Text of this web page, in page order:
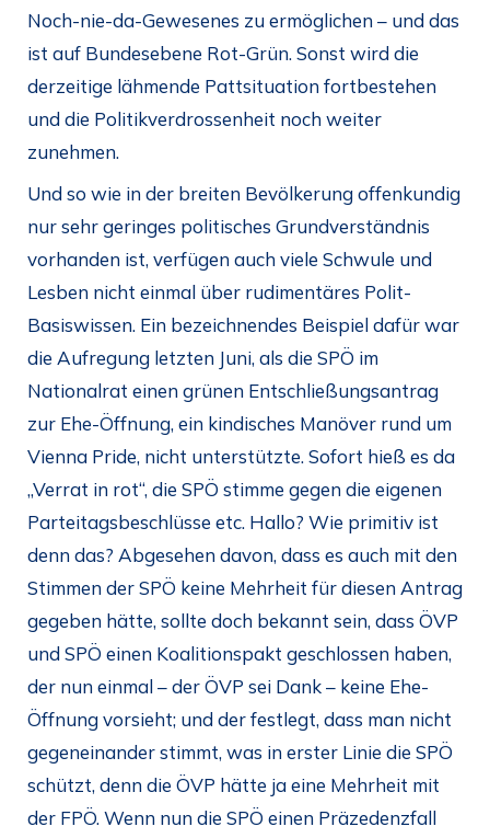
Noch-nie-da-Gewesenes zu ermöglichen – und das
ist auf Bundesebene Rot-Grün. Sonst wird die
derzeitige lähmende Pattsituation fortbestehen
und die Politikverdrossenheit noch weiter
zunehmen.
Und so wie in der breiten Bevölkerung offenkundig
nur sehr geringes politisches Grundverständnis
vorhanden ist, verfügen auch viele Schwule und
Lesben nicht einmal über rudimentäres Polit-
Basiswissen. Ein bezeichnendes Beispiel dafür war
die Aufregung letzten Juni, als die SPÖ im
Nationalrat einen grünen Entschließungsantrag
zur Ehe-Öffnung, ein kindisches Manöver rund um
Vienna Pride, nicht unterstützte. Sofort hieß es da
„Verrat in rot“, die SPÖ stimme gegen die eigenen
Parteitagsbeschlüsse etc. Hallo? Wie primitiv ist
denn das? Abgesehen davon, dass es auch mit den
Stimmen der SPÖ keine Mehrheit für diesen Antrag
gegeben hätte, sollte doch bekannt sein, dass ÖVP
und SPÖ einen Koalitionspakt geschlossen haben,
der nun einmal – der ÖVP sei Dank – keine Ehe-
Öffnung vorsieht; und der festlegt, dass man nicht
gegeneinander stimmt, was in erster Linie die SPÖ
schützt, denn die ÖVP hätte ja eine Mehrheit mit
der FPÖ. Wenn nun die SPÖ einen Präzedenzfall